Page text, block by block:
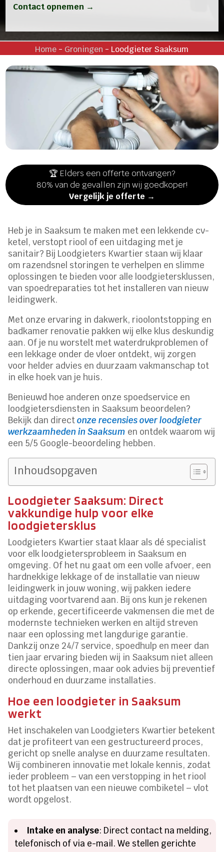
Contact opnemen →
Home - Groningen - Loodgieter Saaksum
🏆 Elders een offerte ontvangen?
80% van de gevallen zijn wij goedkoper!
Vergelijk je offerte →
Heb je in Saaksum te maken met een lekkende cv-
ketel, verstopt riool of een uitdaging met je
sanitair? Bij Loodgieters Kwartier staan wij klaar
om razendsnel storingen te verhelpen en slimme
oplossingen te bieden voor alle loodgietersklussen,
van spoedreparaties tot het installeren van nieuw
leidingwerk.
Met onze ervaring in dakwerk, rioolontstopping en
badkamer renovatie pakken wij elke klus deskundig
aan. Of je nu worstelt met waterdrukproblemen of
een lekkage onder de vloer ontdekt, wij zorgen
voor helder advies en duurzaam vakmanschap tot
in elke hoek van je huis.
Benieuwd hoe anderen onze spoedservice en
loodgietersdiensten in Saaksum beoordelen?
Bekijk dan directonze recensies over loodgieter
werkzaamheden in Saaksum en ontdek waarom wij
een 5/5 Google-beoordeling hebben.
Inhoudsopgaven
Loodgieter Saaksum: Direct
vakkundige hulp voor elke
loodgietersklus
Loodgieters Kwartier staat klaar als dé specialist
voor elk loodgietersprobleem in Saaksum en
omgeving. Of het nu gaat om een volle afvoer, een
hardnekkige lekkage of de installatie van nieuw
leidingwerk in jouw woning, wij pakken iedere
uitdaging voortvarend aan. Bij ons kun je rekenen
op erkende, gecertificeerde vakmensen die met de
modernste technieken werken en altijd streven
naar een oplossing met langdurige garantie.
Dankzij onze 24/7 service, spoedhulp en meer dan
tien jaar ervaring bieden wij in Saaksum niet alleen
directe oplossingen, maar ook advies bij preventief
onderhoud en duurzame installaties.
Hoe een loodgieter in Saaksum
werkt
Het inschakelen van Loodgieters Kwartier betekent
dat je profiteert van een gestructureerd proces,
gericht op snelle analyse en duurzame resultaten.
Wij combineren innovatie met lokale kennis, zodat
ieder probleem – van een verstopping in het riool
tot het plaatsen van een nieuwe combiketel – vlot
wordt opgelost.
Intake en analyse: Direct contact na melding,
telefonisch of via e-mail. We stellen gerichte